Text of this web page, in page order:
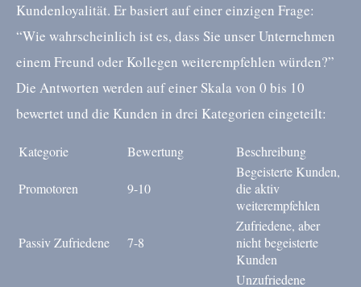
Kundenloyalität. Er basiert auf einer einzigen Frage:
“Wie wahrscheinlich ist es, dass Sie unser Unternehmen
einem Freund oder Kollegen weiterempfehlen würden?”
Die Antworten werden auf einer Skala von 0 bis 10
bewertet und die Kunden in drei Kategorien eingeteilt:
Kategorie Bewertung Beschreibung
Promotoren 9-10
Begeisterte Kunden,
die aktiv
weiterempfehlen
Passiv Zufriedene 7-8
Zufriedene, aber
nicht begeisterte
Kunden
Unzufriedene